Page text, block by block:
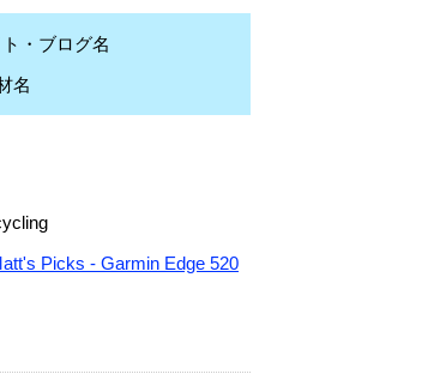
・ブログ名
名
Picks - Garmin Edge 520